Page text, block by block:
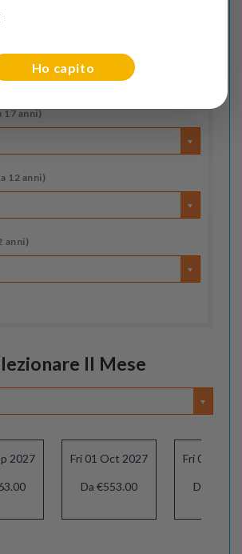
dei passeggeri
17 anni)
12 anni)
anni)
Il Mese
2027 Fri 01 Oct 2027
Da €553.00
Fri 08 Oct
Da
Ho capito